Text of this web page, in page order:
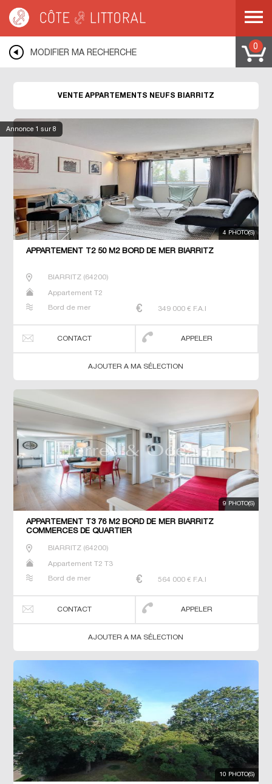
MODIFIER MA RECHERCHE
0
Annonce 1 sur 8
VENTE APPARTEMENTS NEUFS BIARRITZ
4 PHOTO(S)
APPARTEMENT T2 50 M2 BORD DE MER BIARRITZ
BIARRITZ(64200)
Appartement T2
Bord de mer 349 000 € F.A.I
CONTACT APPELER
AJOUTER A MA SÉLECTION
9 PHOTO(S)
APPARTEMENT T3 76 M2 BORD DE MER BIARRITZ
COMMERCES DE QUARTIER
BIARRITZ(64200)
Appartement T2 T3
Bord de mer 564 000 € F.A.I
CONTACT APPELER
AJOUTER A MA SÉLECTION
10 PHOTO(S)